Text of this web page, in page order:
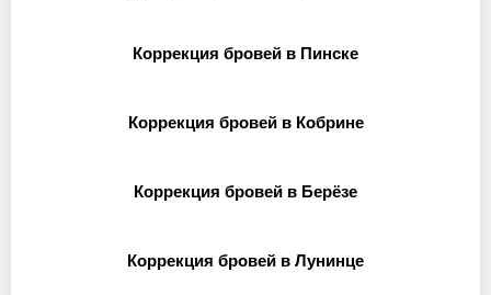
Коррекция бровей в Пинске
Коррекция бровей в Кобрине
Коррекция бровей в Берёзе
Коррекция бровей в Лунинце